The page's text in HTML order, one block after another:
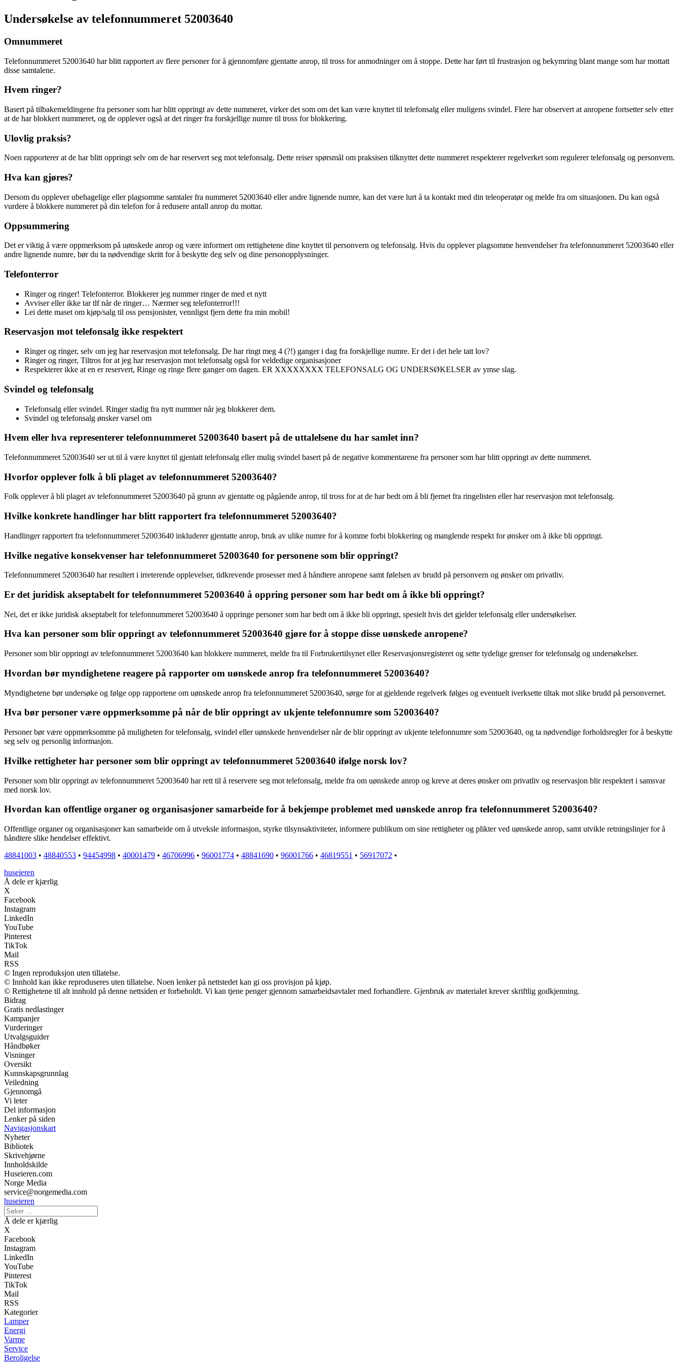
Undersøkelse av telefonnummeret 52003640
Omnummeret
Telefonnummeret 52003640 har blitt rapportert av flere personer for å gjennomføre gjentatte anrop, til tross for anmodninger om å stoppe. Dette har ført til frustrasjon og bekymring blant mange som har mottatt
disse samtalene.
Hvem ringer?
Basert på tilbakemeldingene fra personer som har blitt oppringt av dette nummeret, virker det som om det kan være knyttet til telefonsalg eller muligens svindel. Flere har observert at anropene fortsetter selv etter
at de har blokkert nummeret, og de opplever også at det ringer fra forskjellige numre til tross for blokkering.
Ulovlig praksis?
Noen rapporterer at de har blitt oppringt selv om de har reservert seg mot telefonsalg. Dette reiser spørsmål om praksisen tilknyttet dette nummeret respekterer regelverket som regulerer telefonsalg og personvern.
Hva kan gjøres?
Dersom du opplever ubehagelige eller plagsomme samtaler fra nummeret 52003640 eller andre lignende numre, kan det være lurt å ta kontakt med din teleoperatør og melde fra om situasjonen. Du kan også
vurdere å blokkere nummeret på din telefon for å redusere antall anrop du mottar.
Oppsummering
Det er viktig å være oppmerksom på uønskede anrop og være informert om rettighetene dine knyttet til personvern og telefonsalg. Hvis du opplever plagsomme henvendelser fra telefonnummeret 52003640 eller
andre lignende numre, bør du ta nødvendige skritt for å beskytte deg selv og dine personopplysninger.
Telefonterror
Ringer og ringer! Telefonterror. Blokkerer jeg nummer ringer de med et nytt
Avviser eller ikke tar tlf når de ringer… Nærmer seg telefonterror!!!
Lei dette maset om kjøp/salg til oss pensjonister, vennligst fjern dette fra min mobil!
Reservasjon mot telefonsalg ikke respektert
Ringer og ringer, selv om jeg har reservasjon mot telefonsalg. De har ringt meg 4 (?!) ganger i dag fra forskjellige numre. Er det i det hele tatt lov?
Ringer og ringer, Tiltros for at jeg har reservasjon mot telefonsalg også for veldedige organisasjoner
Respekterer ikke at en er reservert, Ringe og ringe flere ganger om dagen. ER XXXXXXXX TELEFONSALG OG UNDERSØKELSER av ymse slag.
Svindel og telefonsalg
Telefonsalg eller svindel. Ringer stadig fra nytt nummer når jeg blokkerer dem.
Svindel og telefonsalg ønsker varsel om
Hvem eller hva representerer telefonnummeret 52003640 basert på de uttalelsene du har samlet inn?
Telefonnummeret 52003640 ser ut til å være knyttet til gjentatt telefonsalg eller mulig svindel basert på de negative kommentarene fra personer som har blitt oppringt av dette nummeret.
Hvorfor opplever folk å bli plaget av telefonnummeret 52003640?
Folk opplever å bli plaget av telefonnummeret 52003640 på grunn av gjentatte og pågående anrop, til tross for at de har bedt om å bli fjernet fra ringelisten eller har reservasjon mot telefonsalg.
Hvilke konkrete handlinger har blitt rapportert fra telefonnummeret 52003640?
Handlinger rapportert fra telefonnummeret 52003640 inkluderer gjentatte anrop, bruk av ulike numre for å komme forbi blokkering og manglende respekt for ønsker om å ikke bli oppringt.
Hvilke negative konsekvenser har telefonnummeret 52003640 for personene som blir oppringt?
Telefonnummeret 52003640 har resultert i irreterende opplevelser, tidkrevende prosesser med å håndtere anropene samt følelsen av brudd på personvern og ønsker om privatliv.
Er det juridisk akseptabelt for telefonnummeret 52003640 å oppring personer som har bedt om å ikke bli oppringt?
Nei, det er ikke juridisk akseptabelt for telefonnummeret 52003640 å oppringe personer som har bedt om å ikke bli oppringt, spesielt hvis det gjelder telefonsalg eller undersøkelser.
Hva kan personer som blir oppringt av telefonnummeret 52003640 gjøre for å stoppe disse uønskede anropene?
Personer som blir oppringt av telefonnummeret 52003640 kan blokkere nummeret, melde fra til Forbrukertilsynet eller Reservasjonsregisteret og sette tydelige grenser for telefonsalg og undersøkelser.
Hvordan bør myndighetene reagere på rapporter om uønskede anrop fra telefonnummeret 52003640?
Myndighetene bør undersøke og følge opp rapportene om uønskede anrop fra telefonnummeret 52003640, sørge for at gjeldende regelverk følges og eventuelt iverksette tiltak mot slike brudd på personvernet.
Hva bør personer være oppmerksomme på når de blir oppringt av ukjente telefonnumre som 52003640?
Personer bør være oppmerksomme på muligheten for telefonsalg, svindel eller uønskede henvendelser når de blir oppringt av ukjente telefonnumre som 52003640, og ta nødvendige forholdsregler for å beskytte
seg selv og personlig informasjon.
Hvilke rettigheter har personer som blir oppringt av telefonnummeret 52003640 ifølge norsk lov?
Personer som blir oppringt av telefonnummeret 52003640 har rett til å reservere seg mot telefonsalg, melde fra om uønskede anrop og kreve at deres ønsker om privatliv og reservasjon blir respektert i samsvar
med norsk lov.
Hvordan kan offentlige organer og organisasjoner samarbeide for å bekjempe problemet med uønskede anrop fra telefonnummeret 52003640?
Offentlige organer og organisasjoner kan samarbeide om å utveksle informasjon, styrke tilsynsaktiviteter, informere publikum om sine rettigheter og plikter ved uønskede anrop, samt utvikle retningslinjer for å
håndtere slike hendelser effektivt.
48841003 • 48840553 • 94454998 • 40001479 • 46706996 • 96001774 • 48841690 • 96001766 • 46819551 • 56917072 •
huseieren
Å dele er kjærlig
X
Facebook
Instagram
LinkedIn
YouTube
Pinterest
TikTok
Mail
RSS
© Ingen reproduksjon uten tillatelse.
© Innhold kan ikke reproduseres uten tillatelse. Noen lenker på nettstedet kan gi oss provisjon på kjøp.
© Rettighetene til alt innhold på denne nettsiden er forbeholdt. Vi kan tjene penger gjennom samarbeidsavtaler med forhandlere. Gjenbruk av materialet krever skriftlig godkjenning.
Bidrag
Gratis nedlastinger
Kampanjer
Vurderinger
Utvalgsguider
Håndbøker
Visninger
Oversikt
Kunnskapsgrunnlag
Veiledning
Gjennomgå
Vi leter
Del informasjon
Lenker på siden
Navigasjonskart
Nyheter
Bibliotek
Skrivehjørne
Innholdskilde
Huseieren.com
Norge Media
service@norgemedia.com
huseieren
Å dele er kjærlig
X
Facebook
Instagram
LinkedIn
YouTube
Pinterest
TikTok
Mail
RSS
Kategorier
Lamper
Energi
Varme
Service
Beroligelse